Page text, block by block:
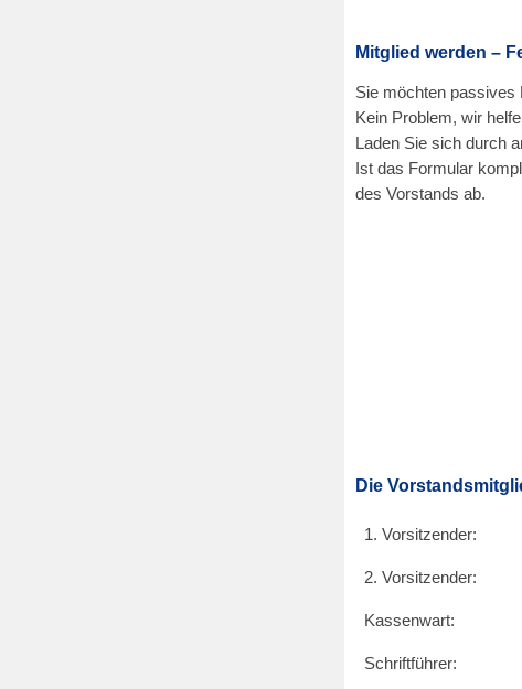
Mitglied werden –
Sie möchten passives
Kein Problem, wir
Laden Sie sich durch
Ist das Formular
des Vorstands ab.
Die
1. Vorsitzender:
2. Vorsitzender:
Kassenwart:
Schriftführer: